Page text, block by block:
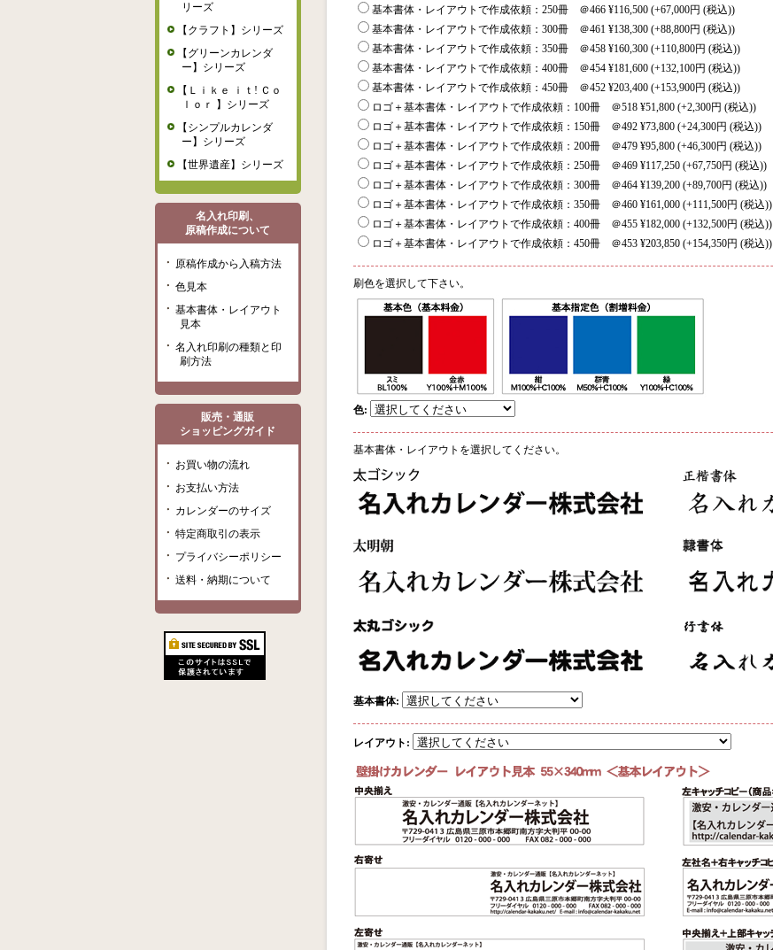
リーズ
【クラフト】シリーズ
【グリーンカレンダ
ー】シリーズ
【Ｌｉｋｅ ｉｔ! Ｃｏ
ｌｏｒ 】シリーズ
【シンプルカレンダ
ー】シリーズ
【世界遺産】シリーズ
名入れ印刷、
原稿作成について
原稿作成から入稿方法
色見本
基本書体・レイアウト
見本
名入れ印刷の種類と印
刷方法
販売・通販
ショッピングガイド
お買い物の流れ
お支払い方法
カレンダーのサイズ
特定商取引の表示
プライバシーポリシー
送料・納期について
基本書体・レイアウトで作成依頼：250冊 ＠466 ¥116,500 (+67,000円 (税込))
基本書体・レイアウトで作成依頼：300冊 ＠461 ¥138,300 (+88,800円 (税込))
基本書体・レイアウトで作成依頼：350冊 ＠458 ¥160,300 (+110,800円 (税込))
基本書体・レイアウトで作成依頼：400冊 ＠454 ¥181,600 (+132,100円 (税込))
基本書体・レイアウトで作成依頼：450冊 ＠452 ¥203,400 (+153,900円 (税込))
ロゴ＋基本書体・レイアウトで作成依頼：100冊 ＠518 ¥51,800 (+2,300円 (税込))
ロゴ＋基本書体・レイアウトで作成依頼：150冊 ＠492 ¥73,800 (+24,300円 (税込))
ロゴ＋基本書体・レイアウトで作成依頼：200冊 ＠479 ¥95,800 (+46,300円 (税込))
ロゴ＋基本書体・レイアウトで作成依頼：250冊 ＠469 ¥117,250 (+67,750円 (税込))
ロゴ＋基本書体・レイアウトで作成依頼：300冊 ＠464 ¥139,200 (+89,700円 (税込))
ロゴ＋基本書体・レイアウトで作成依頼：350冊 ＠460 ¥161,000 (+111,500円 (税込))
ロゴ＋基本書体・レイアウトで作成依頼：400冊 ＠455 ¥182,000 (+132,500円 (税込))
ロゴ＋基本書体・レイアウトで作成依頼：450冊 ＠453 ¥203,850 (+154,350円 (税込))
刷色を選択して下さい。
色:
基本書体・レイアウトを選択してください。
基本書体:
レイアウト :